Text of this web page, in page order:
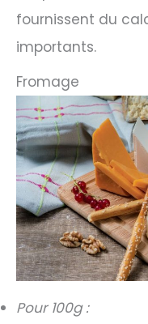
fournissent du
importants.
Fromage
Pour 100g :